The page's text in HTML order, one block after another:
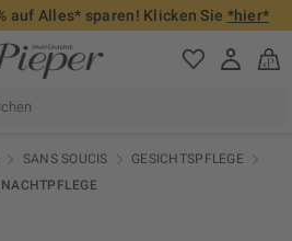
auf Alles* sparen! Klicken Sie *hier*
SANS SOUCIS
GESICHTSPFLEGE